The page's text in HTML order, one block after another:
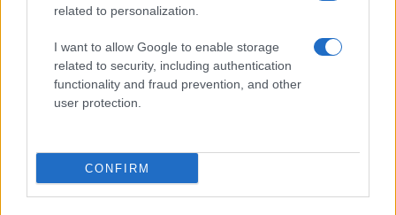
related to personalization.
I want to allow Google to enable storage
related to security, including authentication
functionality and fraud prevention, and other
user protection.
CONFIRM